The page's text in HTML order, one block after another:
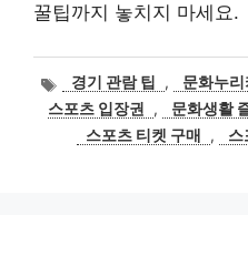
꿀팁까지 놓치지 마세요.
태
그
경기 관람 팁 , 문화누리
스포츠 입장권
, 문화생활
스포츠 티켓 구매
, 스